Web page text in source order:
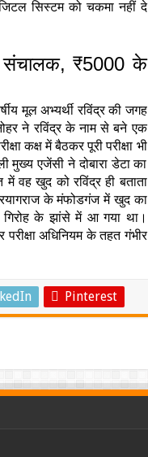
सिस्टम को चकमा नहीं दे
संचालक, ₹5000 के
मूल अभ्यर्थी रविंद्र की जगह
ने रविंद्र के नाम से बने एक
कक्ष में बैठकर पूरी परीक्षा भी
मुख्य एजेंसी ने दोबारा डेटा का
वह खुद को रविंद्र ही बताता
के मंफोडगंज में खुद का
के झांसे में आ गया था।
अधिनियम के तहत गंभीर
Pinterest